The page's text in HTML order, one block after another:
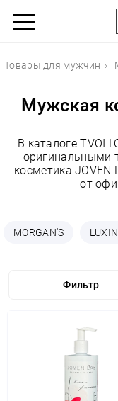
Товары для мужчин
Мужская
В каталоге TVOI
оригинальными
косметика JOVEN
от
MORGAN'S
Фильтр